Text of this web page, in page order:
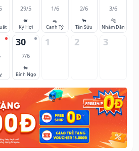
29/5
🐖
Kỷ Hợi
1/6
🐀
Canh Tý
2/6
🐂
Tân Sửu
3/6
🐅
Nhâm Dần
30
7/6
🐎
Bính Ngọ
1 2 3